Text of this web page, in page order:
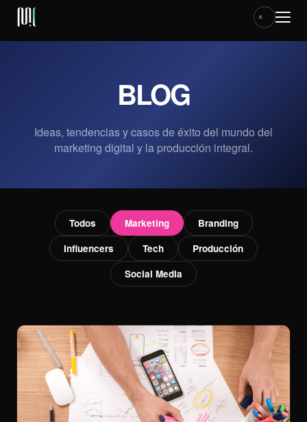
HOME
SERVICIOS
CASOS
BLOG
CONTACTO
BLOG — CATEGORÍAS
Marketing Branding Influencers
Tech Producción Social Media
BLOG
Ideas, tendencias y casos de éxito del mundo del
marketing digital y la producción integral.
Todos Marketing
Branding
Influencers
Tech
Producción
Social Media